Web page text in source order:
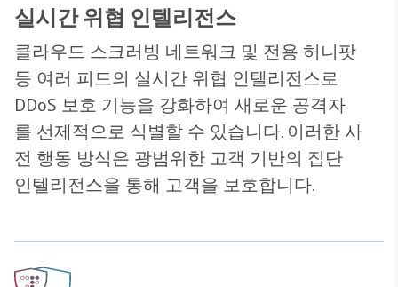
실시간 위협 인텔리전스
클라우드 스크러빙 네트워크 및 전용 허니팟
등 여러 피드의 실시간 위협 인텔리전스로
DDoS 보호 기능을 강화하여 새로운 공격자
를 선제적으로 식별할 수 있습니다. 이러한 사
전 행동 방식은 광범위한 고객 기반의 집단
인텔리전스을 통해 고객을 보호합니다.